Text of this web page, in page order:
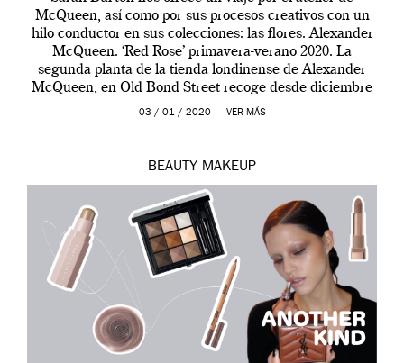
McQueen, así como por sus procesos creativos con un
hilo conductor en sus colecciones: las flores. Alexander
McQueen. ‘Red Rose’ primavera-verano 2020. La
segunda planta de la tienda londinense de Alexander
McQueen, en Old Bond Street recoge desde diciembre
de 2019 hasta final de abril […]
03 / 01 / 2020 — VER MÁS
BEAUTY MAKEUP